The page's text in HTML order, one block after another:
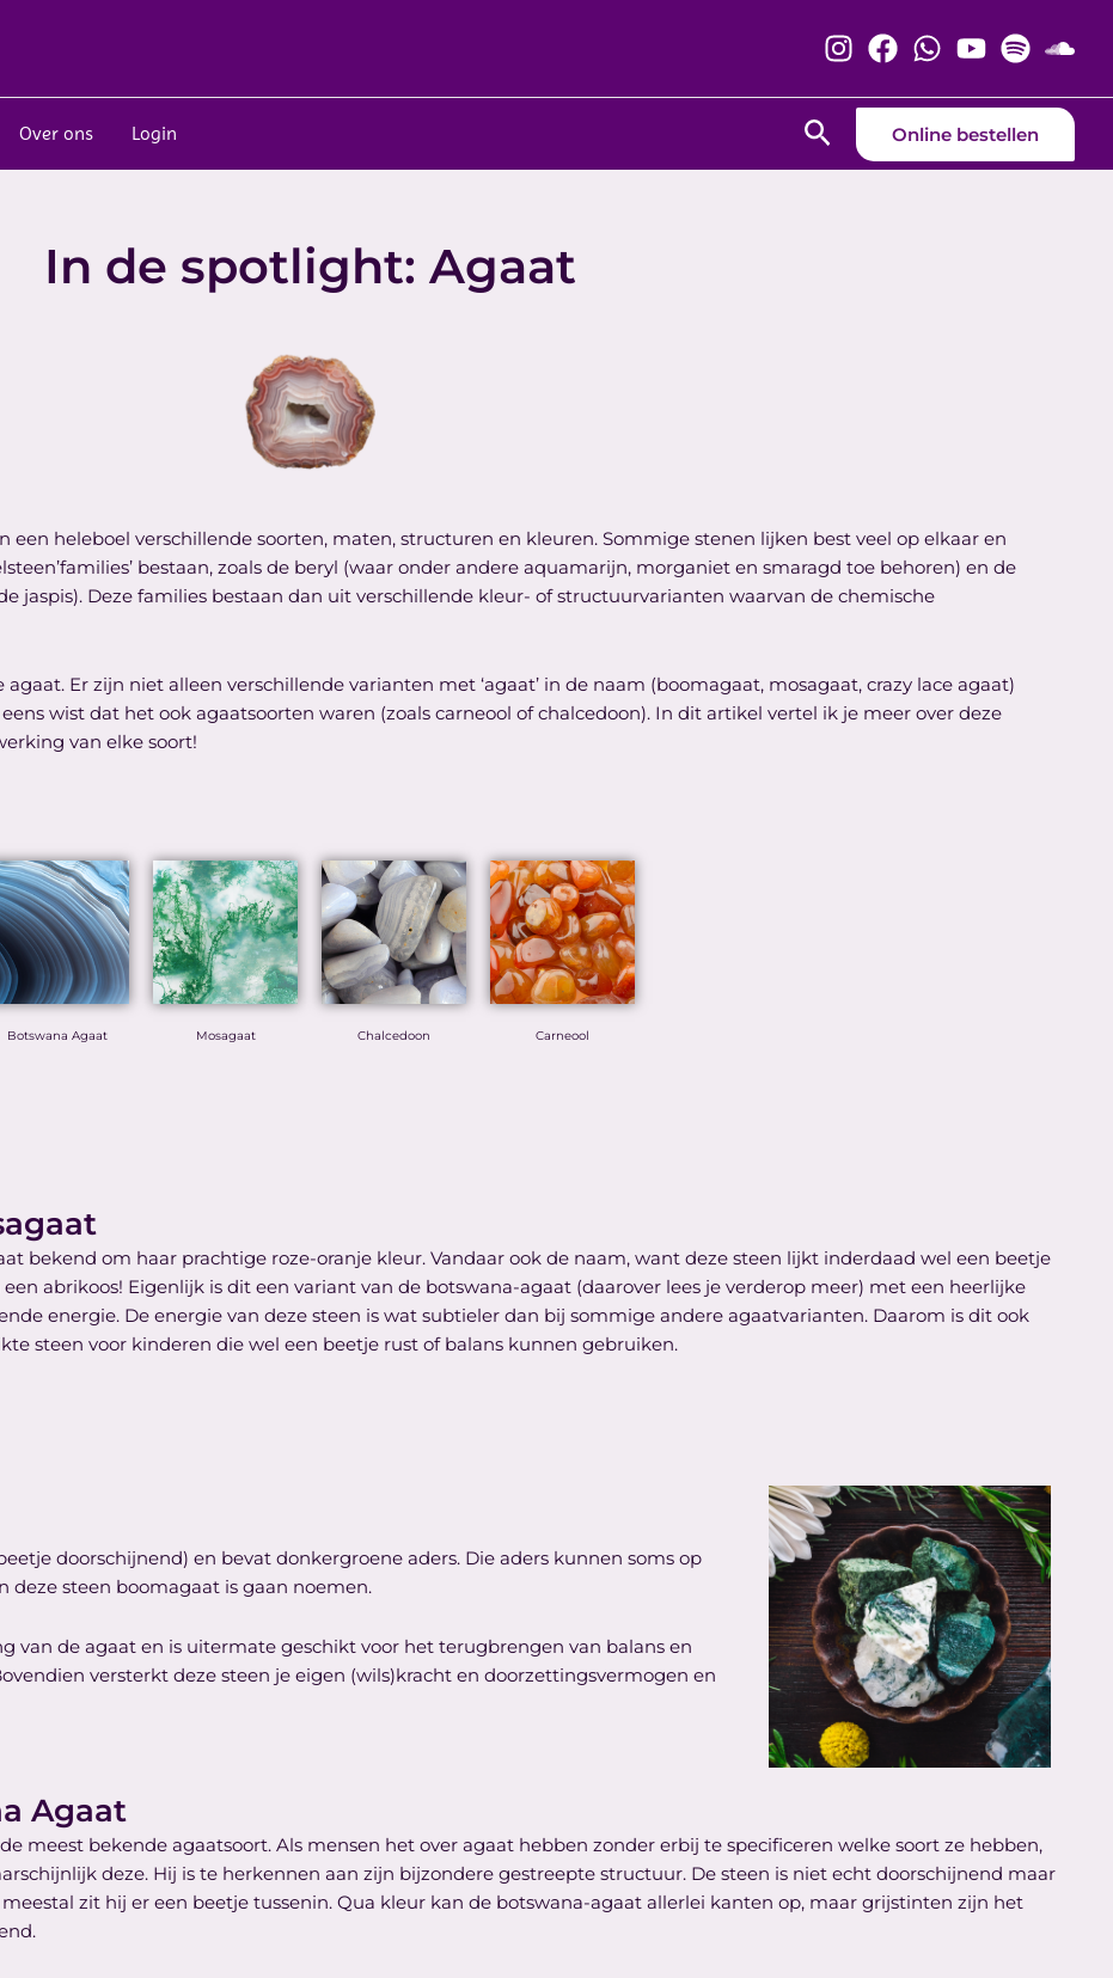
Over ons Login ZoekenOnline bestellen
In de spotlight: Agaat
een heleboel verschillende soorten, maten, structuren en kleuren. Sommige stenen lijken best veel op elkaar en
bestaan, zoals de beryl (waar onder andere aquamarijn, morganiet en smaragd toe behoren) en de
jaspis). Deze families bestaan dan uit verschillende kleur- of structuurvarianten waarvan de chemische
Er zijn niet alleen verschillende varianten met ‘agaat’ in de naam (boomagaat, mosagaat, crazy lace agaat)
wist dat het ook agaatsoorten waren (zoals carneool of chalcedoon). In dit artikel vertel ik je meer over deze
van elke soort!
Botswana Agaat Mosagaat Chalcedoon Carneool
bekend om haar prachtige roze-oranje kleur. Vandaar ook de naam, want deze steen lijkt inderdaad wel een beetje
abrikoos! Eigenlijk is dit een variant van de botswana-agaat (daarover lees je verderop meer) met een heerlijke
energie. De energie van deze steen is wat subtieler dan bij sommige andere agaatvarianten. Daarom is dit ook
steen voor kinderen die wel een beetje rust of balans kunnen gebruiken.
doorschijnend) en bevat donkergroene aders. Die aders kunnen soms op
steen boomagaat is gaan noemen.
van de agaat en is uitermate geschikt voor het terugbrengen van balans en
versterkt deze steen je eigen (wils)kracht en doorzettingsvermogen en
Agaat
meest bekende agaatsoort. Als mensen het over agaat hebben zonder erbij te specificeren welke soort ze hebben,
deze. Hij is te herkennen aan zijn bijzondere gestreepte structuur. De steen is niet echt doorschijnend maar
zit hij er een beetje tussenin. Qua kleur kan de botswana-agaat allerlei kanten op, maar grijstinten zijn het